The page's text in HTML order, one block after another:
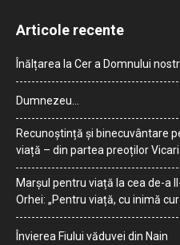
Articole recente
Înălțarea la Cer a Domnului
Dumnezeu…
Recunoștință și binecuvântare
viață – din partea preoților
Marșul pentru viață la cea de-a
Orhei: „Pentru viață, cu inimă
Învierea Fiului văduvei din Nain